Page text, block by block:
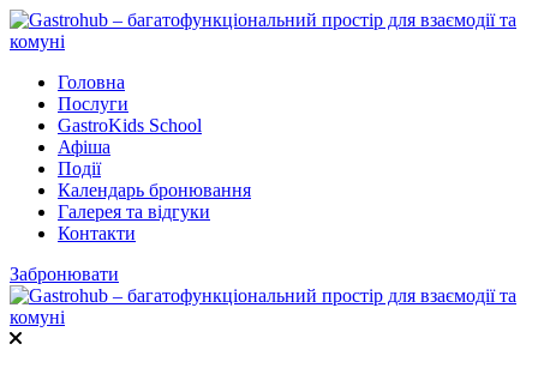
Головна
Послуги
GastroKids School
Афіша
Події
Календарь бронювання
Галерея та відгуки
Контакти
Забронювати